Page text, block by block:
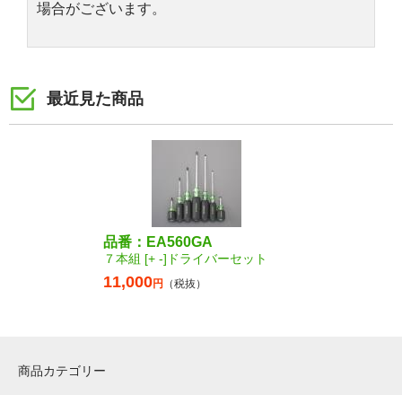
場合がございます。
最近見た商品
品番：EA560GA
７本組 [+ -]ドライバーセット
11,000円 （税抜）
商品カテゴリー